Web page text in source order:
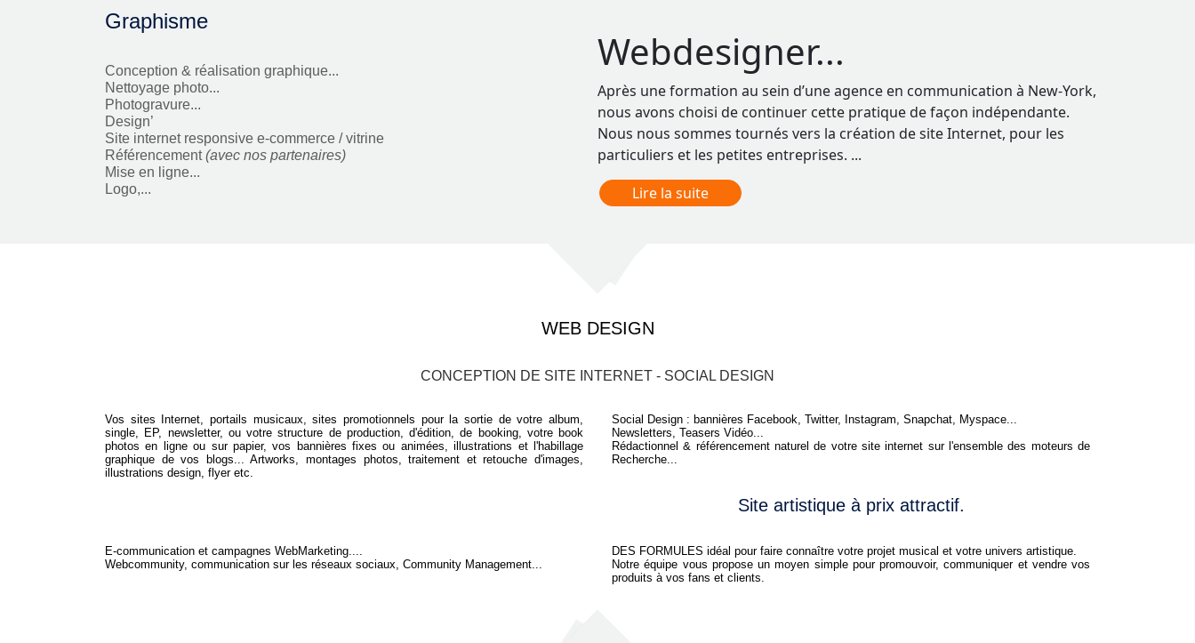
Graphisme
Conception & réalisation graphique...
Nettoyage photo...
Photogravure...
Design’
Site internet responsive e-commerce / vitrine
Référencement(avec nos partenaires)
Mise en ligne...
Logo,...
Webdesigner...
Après une formation au sein d’une agence en communication à New-York,
nous avons choisi de continuer cette pratique de façon indépendante.
Nous nous sommes tournés vers la création de site Internet, pour les
particuliers et les petites entreprises. ...
Lire la suite
WEB DESIGN
CONCEPTION DE SITE INTERNET - SOCIAL DESIGN
Vos sites Internet, portails musicaux, sites promotionnels pour la sortie de votre album,
single, EP, newsletter, ou votre structure de production, d'édition, de booking, votre book
photos en ligne ou sur papier, vos bannières fixes ou animées, illustrations et l'habillage
graphique de vos blogs... Artworks, montages photos, traitement et retouche d'images,
illustrations design, flyer etc.
Social Design : bannières Facebook, Twitter, Instagram, Snapchat, Myspace...
Newsletters, Teasers Vidéo...
Rédactionnel & référencement naturel de votre site internet sur l'ensemble des moteurs de
Recherche...
Site artistique à prix attractif.
E-communication et campagnes WebMarketing....
Webcommunity, communication sur les réseaux sociaux, Community Management...
DES FORMULES idéal pour faire connaître votre projet musical et votre univers artistique.
Notre équipe vous propose un moyen simple pour promouvoir, communiquer et vendre vos
produits à vos fans et clients.